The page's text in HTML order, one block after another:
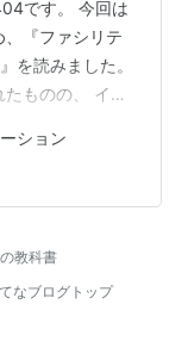
です。 今回は
『ファシリテ
を読みました。
ものの、 イマ
と後悔すること
さないために
な記事で時間を
ーションの場
ション
教科書
なブログトップ